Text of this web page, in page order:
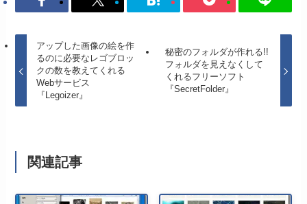
アップした画像の絵を作
るのに必要なレゴブロッ
クの数を教えてくれる
Webサービス
『Legoizer』
秘密のフォルダが作れる!!
フォルダを見えなくして
くれるフリーソフト
『SecretFolder』
関連記事